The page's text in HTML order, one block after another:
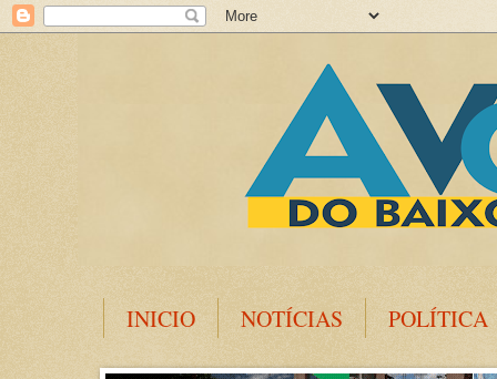
INICIO NOTÍCIAS POLÍTICA